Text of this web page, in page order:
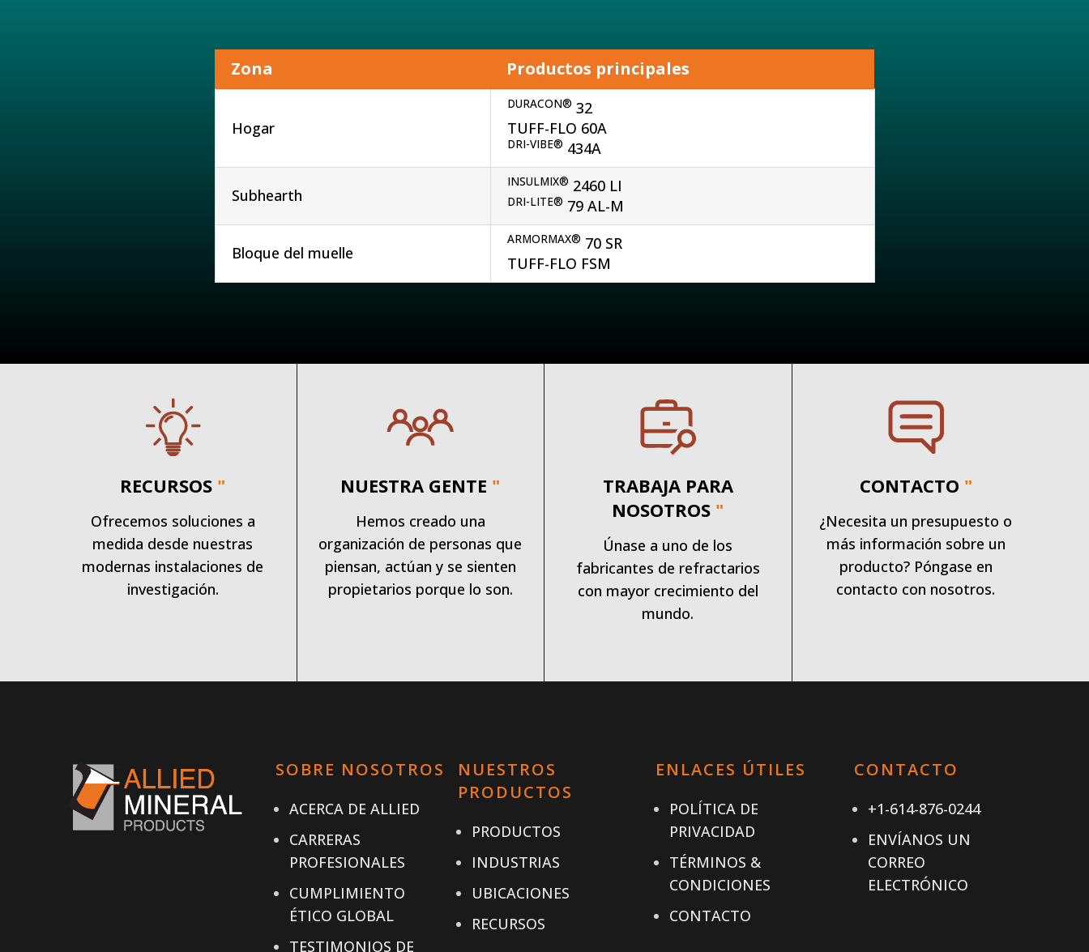
Zona Productos principales
Hogar
DURACON® 32
TUFF-FLO 60A
DRI-VIBE® 434A
Subhearth
INSULMIX® 2460 LI
DRI-LITE® 79 AL-M
Bloque del muelle
ARMORMAX® 70 SR
TUFF-FLO FSM
RECURSOS "
Ofrecemos soluciones a
medida desde nuestras
modernas instalaciones de
investigación.
NUESTRA GENTE "
Hemos creado una
organización de personas que
piensan, actúan y se sienten
propietarios porque lo son.
TRABAJA PARA
NOSOTROS "
Únase a uno de los
fabricantes de refractarios
con mayor crecimiento del
mundo.
CONTACTO "
¿Necesita un presupuesto o
más información sobre un
producto? Póngase en
contacto con nosotros.
SOBRE NOSOTROS
ACERCA DE ALLIED
CARRERAS
PROFESIONALES
CUMPLIMIENTO
ÉTICO GLOBAL
TESTIMONIOS DE
NUESTROS
PRODUCTOS
PRODUCTOS
INDUSTRIAS
UBICACIONES
RECURSOS
ENLACES ÚTILES
POLÍTICA DE
PRIVACIDAD
TÉRMINOS &
CONDICIONES
CONTACTO
CONTACTO
+1-614-876-0244
ENVÍANOS UN
CORREO
ELECTRÓNICO